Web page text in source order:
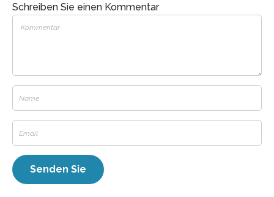
Schreiben Sie einen Kommentar